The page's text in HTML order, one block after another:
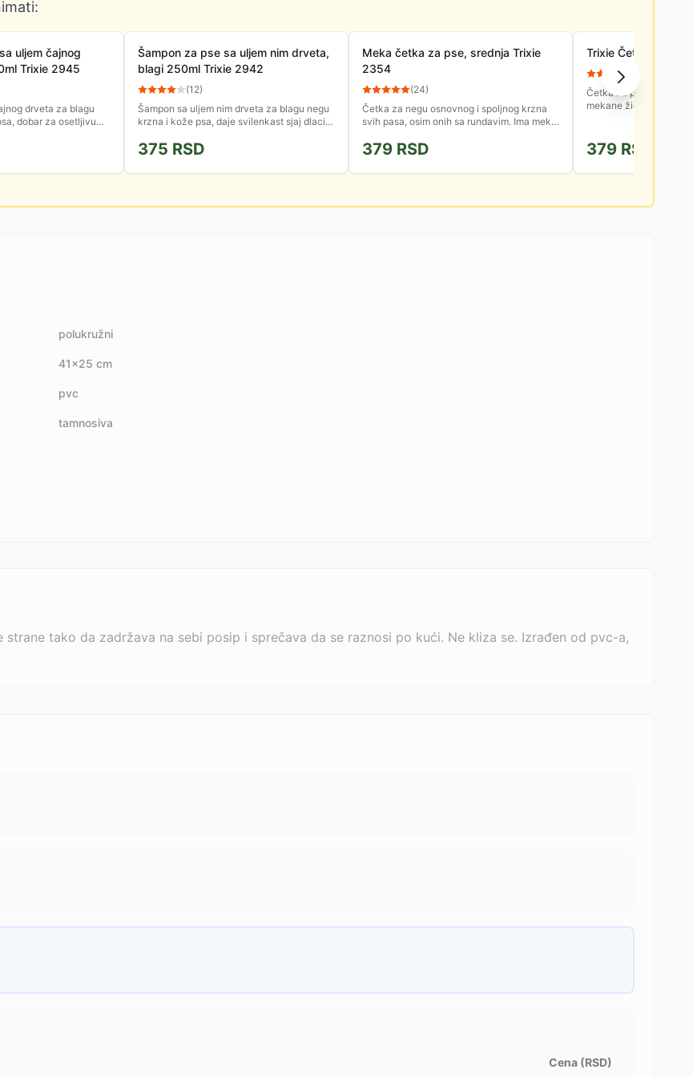
uljem čajnog
Trixie 2945
drveta za blagu
dobar za osetljivu
Šampon za pse sa uljem nim drveta,
blagi 250ml Trixie 2942
(12)
Šampon sa uljem nim drveta za blagu negu
krzna i kože psa, daje svilenkast sjaj dlaci.
375 RSD
Meka četka za pse, srednja Trixie
2354
(24)
Četka za negu osnovnog i spoljnog krzna
svih pasa, osim onih sa rundavim. Ima meke
dolazi češljić za...
379 RSD
Trixie Četka za
Četka za pudle
mekane žice za negu
379 RSD
polukružni
41x25 cm
pvc
tamnosiva
tako da zadržava na sebi posip i sprečava da se raznosi po kući. Ne kliza se. Izrađen od pvc-a,
Cena (RSD)